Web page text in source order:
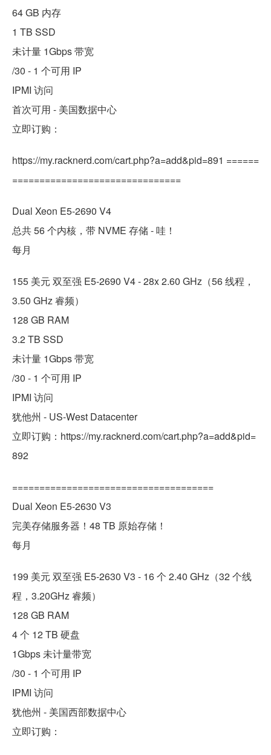
64 GB 内存
1 TB SSD
未计量 1Gbps 带宽
/30 - 1 个可用 IP
IPMI 访问
首次可用 - 美国数据中心
立即订购：
https://my.racknerd.com/cart.php?a=add&pid=891 ======
===============================
Dual Xeon E5-2690 V4
总共 56 个内核，带 NVME 存储 - 哇！
每月
155 美元 双至强 E5-2690 V4 - 28x 2.60 GHz（56 线程，
3.50 GHz 睿频）
128 GB RAM
3.2 TB SSD
未计量 1Gbps 带宽
/30 - 1 个可用 IP
IPMI 访问
犹他州 - US-West Datacenter
立即订购：https://my.racknerd.com/cart.php?a=add&pid=
892
=====================================
Dual Xeon E5-2630 V3
完美存储服务器！48 TB 原始存储！
每月
199 美元 双至强 E5-2630 V3 - 16 个 2.40 GHz（32 个线
程，3.20GHz 睿频）
128 GB RAM
4 个 12 TB 硬盘
1Gbps 未计量带宽
/30 - 1 个可用 IP
IPMI 访问
犹他州 - 美国西部数据中心
立即订购：